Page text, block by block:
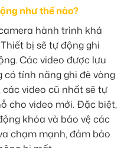
như thế nào?
hành trình khá
bị sẽ tự động ghi
Các video được lưu
tính năng ghi đè vòng
video cũ nhất sẽ tự
cho video mới. Đặc biệt,
khóa và bảo vệ các
chạm mạnh, đảm bảo